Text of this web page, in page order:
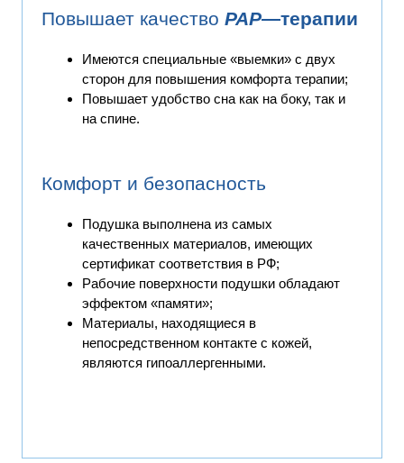
Повышает качество PAP—терапии
Имеются специальные «выемки» с двух
сторон для повышения комфорта терапии;
Повышает удобство сна как на боку, так и
на спине.
Комфорт и безопасность
Подушка выполнена из самых
качественных материалов, имеющих
сертификат соответствия в РФ;
Рабочие поверхности подушки обладают
эффектом «памяти»;
Материалы, находящиеся в
непосредственном контакте с кожей,
являются гипоаллергенными.